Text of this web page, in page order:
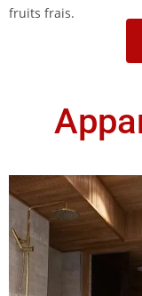
fruits frais.